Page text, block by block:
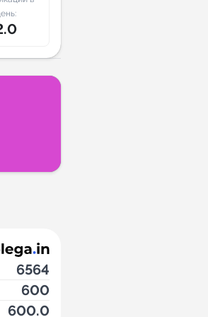
6564
600
600.0